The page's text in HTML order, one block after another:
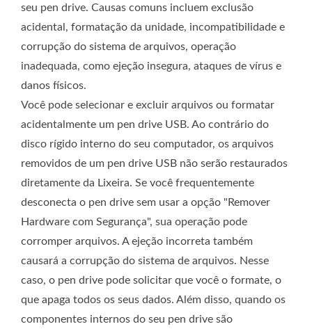
seu pen drive. Causas comuns incluem exclusão
acidental, formatação da unidade, incompatibilidade e
corrupção do sistema de arquivos, operação
inadequada, como ejeção insegura, ataques de vírus e
danos físicos.
Você pode selecionar e excluir arquivos ou formatar
acidentalmente um pen drive USB. Ao contrário do
disco rígido interno do seu computador, os arquivos
removidos de um pen drive USB não serão restaurados
diretamente da Lixeira. Se você frequentemente
desconecta o pen drive sem usar a opção "Remover
Hardware com Segurança", sua operação pode
corromper arquivos. A ejeção incorreta também
causará a corrupção do sistema de arquivos. Nesse
caso, o pen drive pode solicitar que você o formate, o
que apaga todos os seus dados. Além disso, quando os
componentes internos do seu pen drive são